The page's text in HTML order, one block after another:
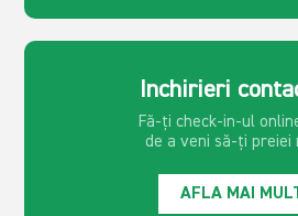
Inchirieri
Fă-ți check-in-ul
de a veni să-ți preiei
AFLA MAI